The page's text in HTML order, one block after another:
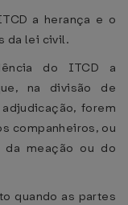
a herança e o
da lei civil.
do ITCD a
na divisão de
forem
companheiros, ou
da meação ou do
quando as partes